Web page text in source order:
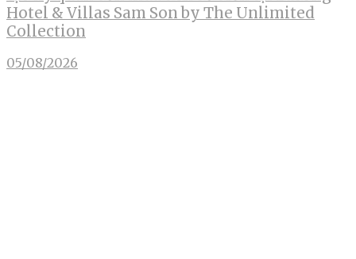
Hotel & Villas Sam Son by The Unlimited
Collection
05/08/2026